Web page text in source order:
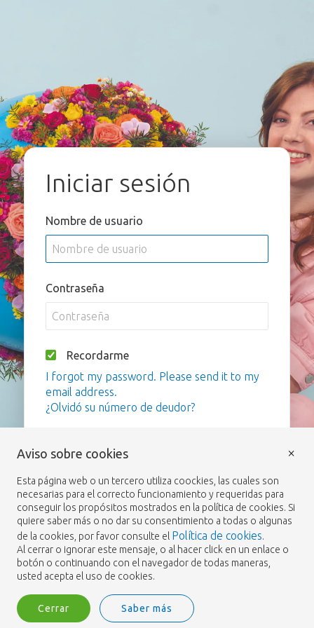
Iniciar sesión
Nombre de usuario
Contraseña
Recordarme
I forgot my password. Please send it to my
email address.
¿Olvidó su número de deudor?
Aviso sobre cookies
Esta página web o un tercero utiliza coockies, las cuales son
necesarias para el correcto funcionamiento y requeridas para
conseguir los propósitos mostrados en la política de cookies. Si
quiere saber más o no dar su consentimiento a todas o algunas
de la cookies, por favor consulte el Política de cookies.
Al cerrar o ignorar este mensaje, o al hacer click en un enlace o
botón o continuando con el navegador de todas maneras,
usted acepta el uso de cookies.
Cerrar Saber más
×